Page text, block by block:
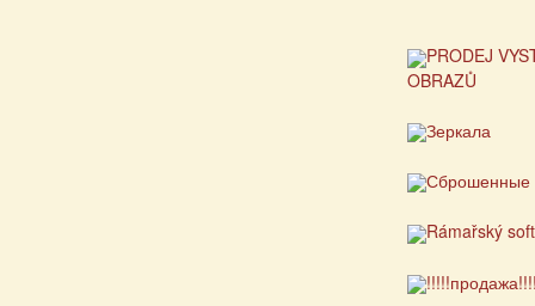
PRODEJ
OBRAZŮ
Зеркала
Сброшенные
Rámařský